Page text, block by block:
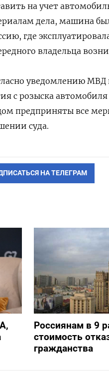
на учет
дела, машина
где
владельца
уведомлению МВД
с розыска
предприняты все
суда.
НА ТЕЛЕГРАМ
Россиянам в 9
стоимость
гражданства